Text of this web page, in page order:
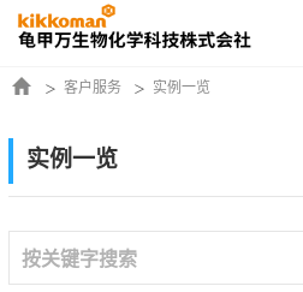
客户服务 实例一览
实例一览